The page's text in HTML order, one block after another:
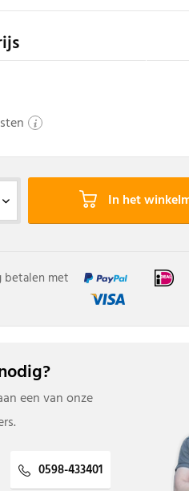
In het
betalen met
een van onze
0598-433401